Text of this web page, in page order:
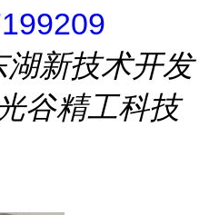
新技术开发
谷精工科技